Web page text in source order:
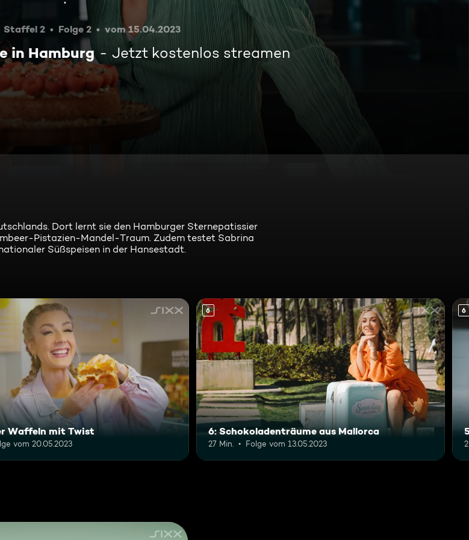
Staffel 2 Folge 2 vom 15.04.2023
in Hamburg Jetzt kostenlos streamen
Dort lernt sie den Hamburger Sternepatissier
Pistazien-Mandel-Traum. Zudem testet Sabrina
Süßspeisen in der Hansestadt.
Waffeln mit Twist
vom 20.05.2023
6
6: Schokoladenträume aus Mallorca
27 Min. Folge vom 13.05.2023
6